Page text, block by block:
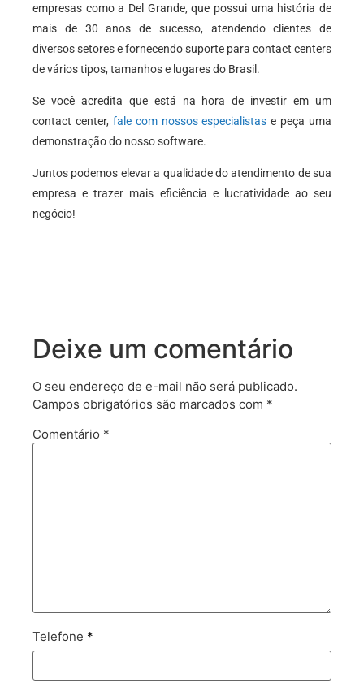
empresas como a Del Grande, que possui uma história de
mais de 30 anos de sucesso, atendendo clientes de
diversos setores e fornecendo suporte para contact centers
de vários tipos, tamanhos e lugares do Brasil.
Se você acredita que está na hora de investir em um
contact center, fale com nossos especialistas e peça uma
demonstração do nosso software.
Juntos podemos elevar a qualidade do atendimento de sua
empresa e trazer mais eficiência e lucratividade ao seu
negócio!
Deixe um comentário
O seu endereço de e-mail não será publicado.
Campos obrigatórios são marcados com *
Comentário *
Telefone *